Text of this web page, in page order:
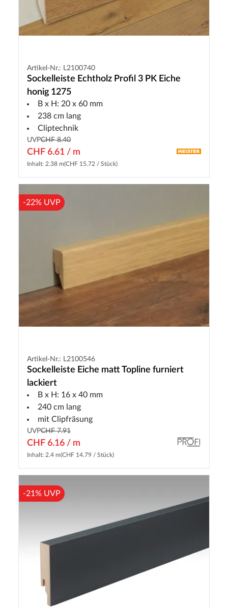
Artikel-Nr.: L2100740
Sockelleiste Echtholz Profil 3 PK Eiche
honig 1275
B x H: 20 x 60 mm
238 cm lang
Cliptechnik
UVPCHF 8.40
CHF 6.61 / m
Inhalt: 2.38 m(CHF 15.72 / Stück)
-22% UVP
Artikel-Nr.: L2100546
Sockelleiste Eiche matt Topline furniert
lackiert
B x H: 16 x 40 mm
240 cm lang
mit Clipfräsung
UVPCHF 7.91
CHF 6.16 / m
Inhalt: 2.4 m(CHF 14.79 / Stück)
-21% UVP